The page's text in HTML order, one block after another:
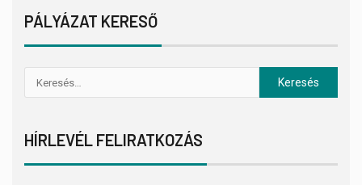
PÁLYÁZAT KERESŐ
HÍRLEVÉL FELIRATKOZÁS